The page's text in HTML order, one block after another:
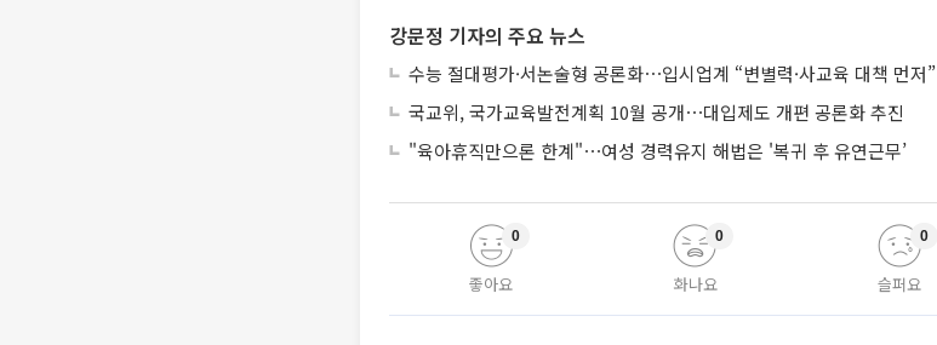
강문정 기자의 주요 뉴스
수능 절대평가·서논술형 공론화⋯입시업계 “변별력·사교육 대책 먼저”
국교위, 국가교육발전계획 10월 공개⋯대입제도 개편 공론화 추진
"육아휴직만으론 한계"⋯여성 경력유지 해법은 '복귀 후 유연근무’
좋아요
0
화나요
0
슬퍼요
0